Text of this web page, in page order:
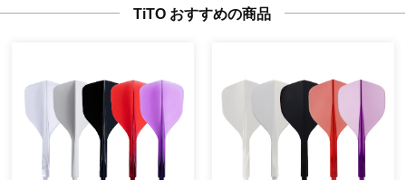
TiTO おすすめの商品